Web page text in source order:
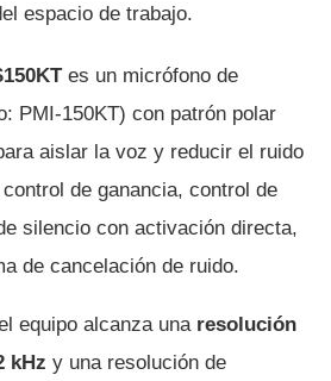
espacio de trabajo.
es un micrófono de
PMI-150KT) con patrón polar
aislar la voz y reducir el ruido
de ganancia, control de
silencio con activación directa,
de cancelación de ruido.
equipo alcanza una resolución
kHz y una resolución de